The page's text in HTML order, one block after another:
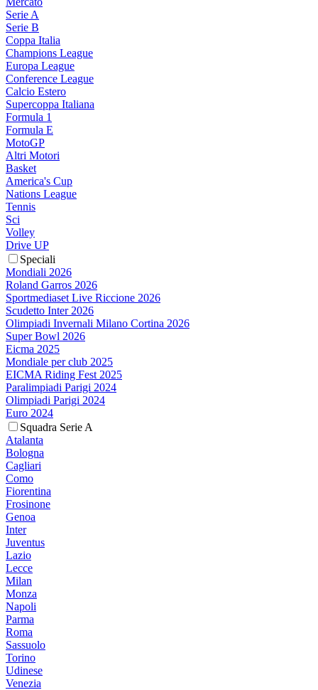
Serie A
Serie B
Coppa Italia
Champions League
Europa League
Conference League
Calcio Estero
Supercoppa Italiana
Formula 1
Formula E
MotoGP
Altri Motori
Basket
America's Cup
Nations League
Tennis
Sci
Volley
Drive UP
Speciali
Mondiali 2026
Roland Garros 2026
Sportmediaset Live Riccione 2026
Scudetto Inter 2026
Olimpiadi Invernali Milano Cortina 2026
Super Bowl 2026
Eicma 2025
Mondiale per club 2025
EICMA Riding Fest 2025
Paralimpiadi Parigi 2024
Olimpiadi Parigi 2024
Euro 2024
Squadra Serie A
Atalanta
Bologna
Cagliari
Como
Fiorentina
Frosinone
Genoa
Inter
Juventus
Lazio
Lecce
Milan
Monza
Napoli
Parma
Roma
Sassuolo
Torino
Udinese
Venezia